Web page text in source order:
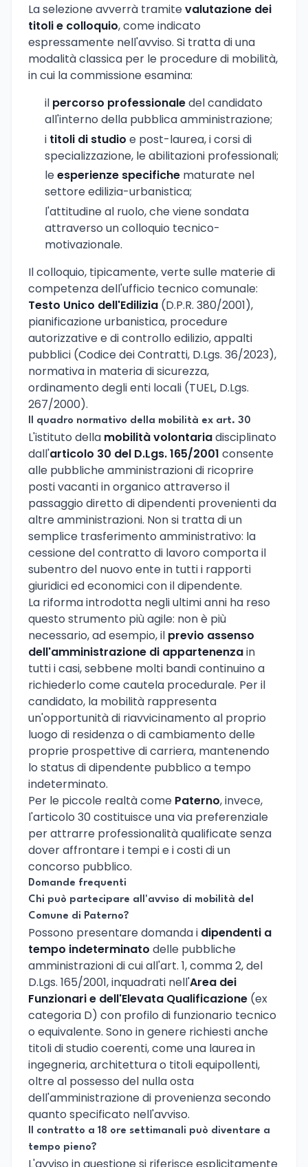
La selezione avverrà tramitevalutazione dei
titoli e colloquio, come indicato
espressamente nell'avviso. Si tratta di una
modalità classica per le procedure di mobilità,
in cui la commissione esamina:
il percorso professionaledel candidato
all'interno della pubblica amministrazione;
i titoli di studio e post-laurea, i corsi di
specializzazione, le abilitazioni professionali;
leesperienze specifiche maturate nel
settore edilizia-urbanistica;
l'attitudine al ruolo, che viene sondata
attraverso un colloquio tecnico-
motivazionale.
Il colloquio, tipicamente, verte sulle materie di
competenza dell'ufficio tecnico comunale:
Testo Unico dell'Edilizia (D.P.R. 380/2001),
pianificazione urbanistica, procedure
autorizzative e di controllo edilizio, appalti
pubblici (Codice dei Contratti, D.Lgs. 36/2023),
normativa in materia di sicurezza,
ordinamento degli enti locali (TUEL, D.Lgs.
267/2000).
Il quadro normativo della mobilità ex art. 30
L'istituto della mobilità volontariadisciplinato
dall'articolo 30 del D.Lgs. 165/2001 consente
alle pubbliche amministrazioni di ricoprire
posti vacanti in organico attraverso il
passaggio diretto di dipendenti provenienti da
altre amministrazioni. Non si tratta di un
semplice trasferimento amministrativo: la
cessione del contratto di lavoro comporta il
subentro del nuovo ente in tutti i rapporti
giuridici ed economici con il dipendente.
La riforma introdotta negli ultimi anni ha reso
questo strumento più agile: non è più
necessario, ad esempio, il previo assenso
dell'amministrazione di appartenenzain
tutti i casi, sebbene molti bandi continuino a
richiederlo come cautela procedurale. Per il
candidato, la mobilità rappresenta
un'opportunità di riavvicinamento al proprio
luogo di residenza o di cambiamento delle
proprie prospettive di carriera, mantenendo
lo status di dipendente pubblico a tempo
indeterminato.
Per le piccole realtà come Paterno, invece,
l'articolo 30 costituisce una via preferenziale
per attrarre professionalità qualificate senza
dover affrontare i tempi e i costi di un
concorso pubblico.
Domande frequenti
Chi può partecipare all'avviso di mobilità del
Comune di Paterno?
Possono presentare domanda i dipendenti a
tempo indeterminato delle pubbliche
amministrazioni di cui all'art. 1, comma 2, del
D.Lgs. 165/2001, inquadrati nell'Area dei
Funzionari e dell'Elevata Qualificazione (ex
categoria D) con profilo di funzionario tecnico
o equivalente. Sono in genere richiesti anche
titoli di studio coerenti, come una laurea in
ingegneria, architettura o titoli equipollenti,
oltre al possesso del nulla osta
dell'amministrazione di provenienza secondo
quanto specificato nell'avviso.
Il contratto a 18 ore settimanali può diventare a
tempo pieno?